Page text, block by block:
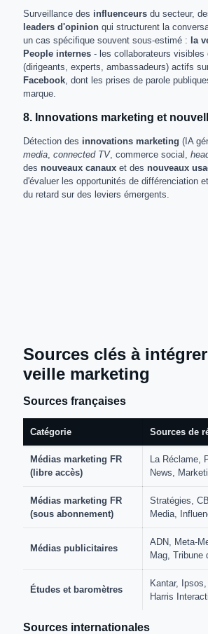
Surveillance des influenceurs du secteur,
leaders d'opinion qui structurent la
un cas spécifique souvent sous-estimé : la
People internes - les collaborateurs visibles
(dirigeants, experts, ambassadeurs) actifs
Facebook , dont les prises de parole
marque.
8. Innovations marketing et
Détection des innovations marketing (IA
media connected TV, commerce social,
des nouveaux canaux et des nouveaux
d'évaluer les opportunités de différenciation
du retard sur des leviers émergents.
Sources clés à
veille marketing
Sources françaises
Catégorie Sources de
Médias marketing FR
(libre accès)
La Réclame,
News,
Médias marketing FR
(sous abonnement)
Stratégies,
Media,
Médias publicitaires
ADN, Meta-
Mag, Tribune
Études et baromètres
Kantar,
Harris
Sources internationales